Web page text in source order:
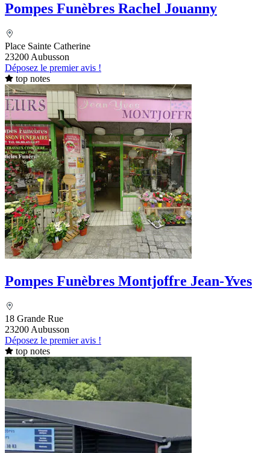
Pompes Funèbres Rachel Jouanny
Place Sainte Catherine
23200 Aubusson
Déposez le premier avis !
top notes
Pompes Funèbres Montjoffre Jean-Yves
18 Grande Rue
23200 Aubusson
Déposez le premier avis !
top notes